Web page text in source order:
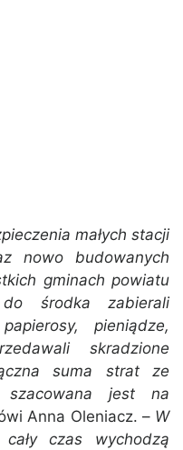
małych stacji
nowo budowanych
gminach powiatu
środka zabierali
pieniądze,
skradzione
suma strat ze
szacowana jest na
Anna Oleniacz. – W
czas wychodzą